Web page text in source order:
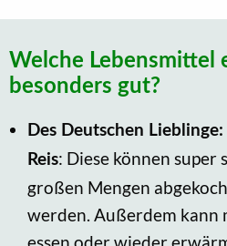
Welche Lebensmittel
besonders gut?
Des Deutschen
Reis: Diese können super
großen Mengen
werden. Außerdem kann